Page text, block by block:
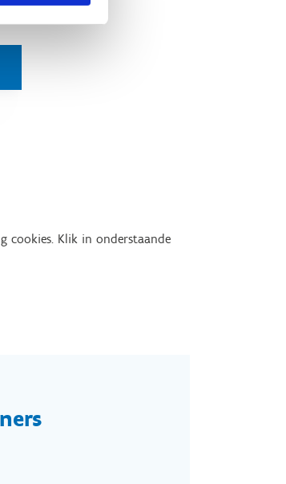
hebt ingevuld.
cookies. Klik in onderstaande